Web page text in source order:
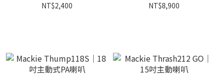
NT$2,400
NT$8,900